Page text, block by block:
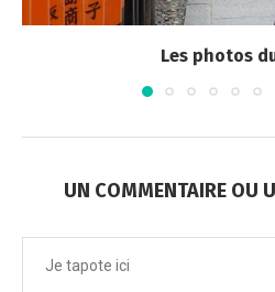
Les photos du
UN COMMENTAIRE OU